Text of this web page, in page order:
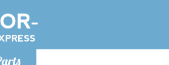
Hétfő-Péntek 9-17